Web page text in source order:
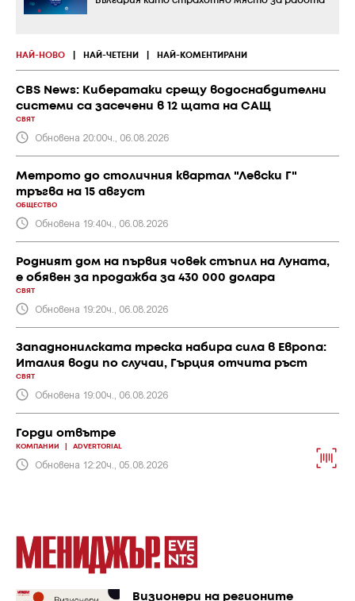
НАЙ-НОВО НАЙ-ЧЕТЕНИ НАЙ-КОМЕНТИРАНИ
CBS News: Кибератаки срещу водоснабдителни
системи са засечени в 12 щата на САЩ
СВЯТ
Обновена 20:00ч., 06.08.2026
Метрото до столичния квартал "Левски Г"
тръгва на 15 август
ОБЩЕСТВО
Обновена 19:40ч., 06.08.2026
Родният дом на първия човек стъпил на Луната,
е обявен за продажба за 430 000 долара
СВЯТ
Обновена 19:20ч., 06.08.2026
Западнонилската треска набира сила в Европа:
Италия води по случаи, Гърция отчита ръст
СВЯТ
Обновена 19:00ч., 06.08.2026
Горди отвътре
КОМПАНИИ ADVERTORIAL
Обновена 12:20ч., 05.08.2026
Визионери на регионите